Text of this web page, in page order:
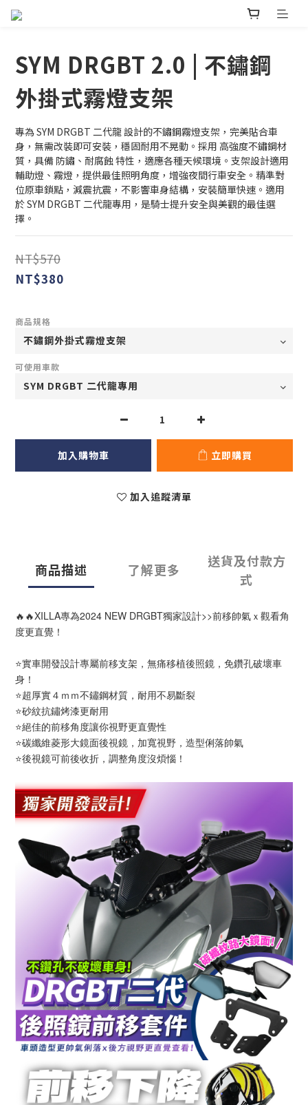
SYM DRGBT 2.0 | 不鏽鋼
外掛式霧燈支架
專為 SYM DRGBT 二代龍 設計的不鏽鋼霧燈支架，完美貼合車
身，無需改裝即可安裝，穩固耐用不晃動。採用 高強度不鏽鋼材
質，具備 防鏽、耐腐蝕 特性，適應各種天候環境。支架設計適用
輔助燈、霧燈，提供最佳照明角度，增強夜間行車安全。精準對
位原車鎖點，減震抗震，不影響車身結構，安裝簡單快速。適用
於 SYM DRGBT 二代龍專用，是騎士提升安全與美觀的最佳選
擇。
NT$570
NT$380
商品規格
可使用車款
加入購物車 立即購買
加入追蹤清單
商品描述 了解更多
送貨及付款方
式
🔥🔥XILLA專為2024 NEW DRGBT獨家設計>>前移帥氣ｘ觀看角
度更直覺！
⭐實車開發設計專屬前移支架，無痛移植後照鏡，免鑽孔破壞車
身！
⭐超厚實４ｍｍ不鏽鋼材質，耐用不易斷裂
⭐砂紋抗鏽烤漆更耐用
⭐絕佳的前移角度讓你視野更直覺性
⭐碳纖維菱形大鏡面後視鏡，加寬視野，造型俐落帥氣
⭐後視鏡可前後收折，調整角度沒煩惱！